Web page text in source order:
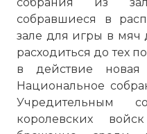
собравшиеся в
зале для игры в мяч
расходиться до тех
в действие
Национальное
Учредительным
королевских
Видеоурок
Имя: